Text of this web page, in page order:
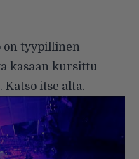
on tyypillinen
kasaan kursittu
itse alta.